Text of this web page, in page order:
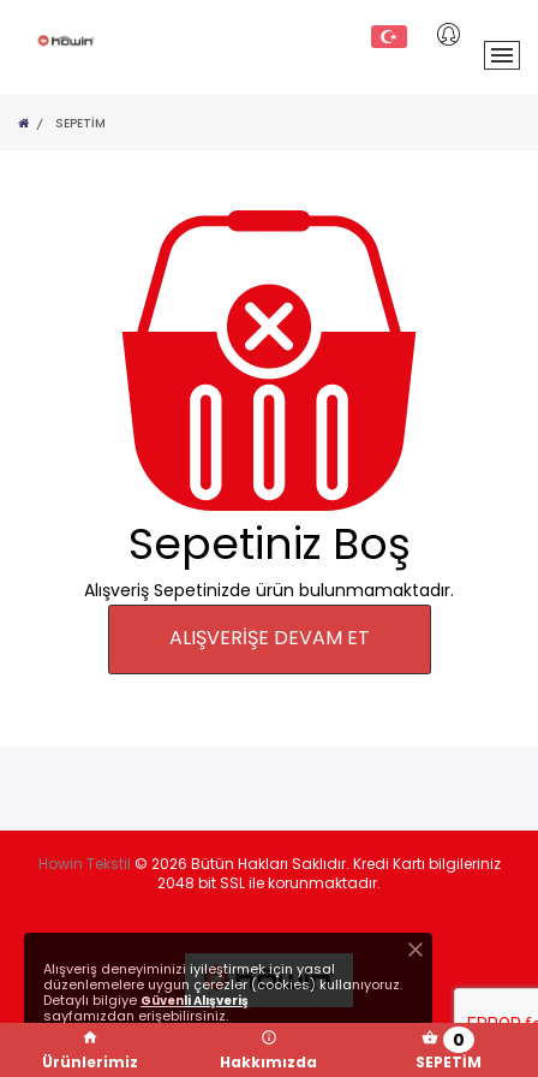
SEPETIM
Sepetiniz Boş
Alışveriş Sepetinizde ürün bulunmamaktadır.
ALIŞVERİŞE DEVAM ET
Howin Tekstil © 2026 Bütün Hakları Saklıdır. Kredi Kartı bilgileriniz
2048 bit SSL ile korunmaktadır.
© Bu Websitesi nlksoft™yazılımı kullanarak oluşturulmuştur.
Alışveriş deneyiminizi iyileştirmek için yasal
düzenlemelere uygun çerezler (cookies) kullanıyoruz.
Detaylı bilgiye Güvenli Alışveriş
sayfamızdan erişebilirsiniz.
Ürünlerimiz Hakkımızda
0
SEPETİM